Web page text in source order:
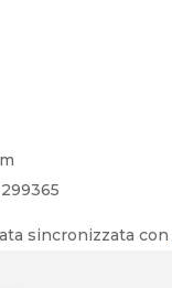
sincronizzata con